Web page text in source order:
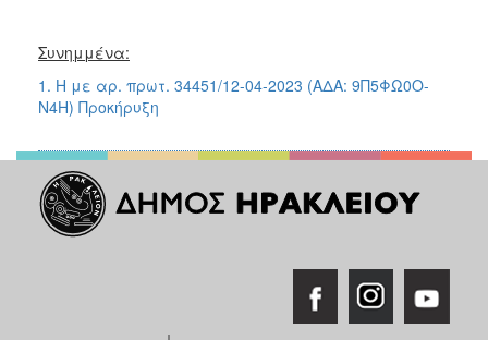
Συνημμένα:
1. Η με αρ. πρωτ. 34451/12-04-2023 (ΑΔΑ: 9Π5ΦΩ0Ο-
Ν4Η) Προκήρυξη